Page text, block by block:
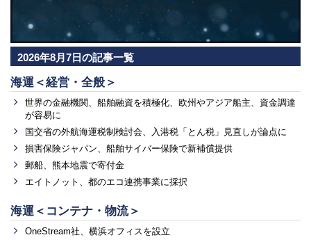
2026年8月7日の記事一覧
海運＜経営・全般＞
世界の金融機関、船舶融資を積極化、欧州やアジア船主、資金調達
が容易に
国交省の外航海運税制検討会、入港税「とん税」見直しが論点に
損害保険ジャパン、船舶サイバー保険で新補償提供
郵船、熊本地震で寄付金
エイトノット、都のエコ連携事業に採択
海運＜コンテナ・物流＞
OneStream社、横浜オフィスを設立